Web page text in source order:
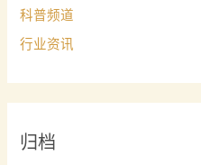
科普频道
行业资讯
归档